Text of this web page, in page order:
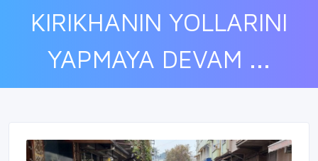
KIRIKHANIN YOLLARINI
YAPMAYA DEVAM ...